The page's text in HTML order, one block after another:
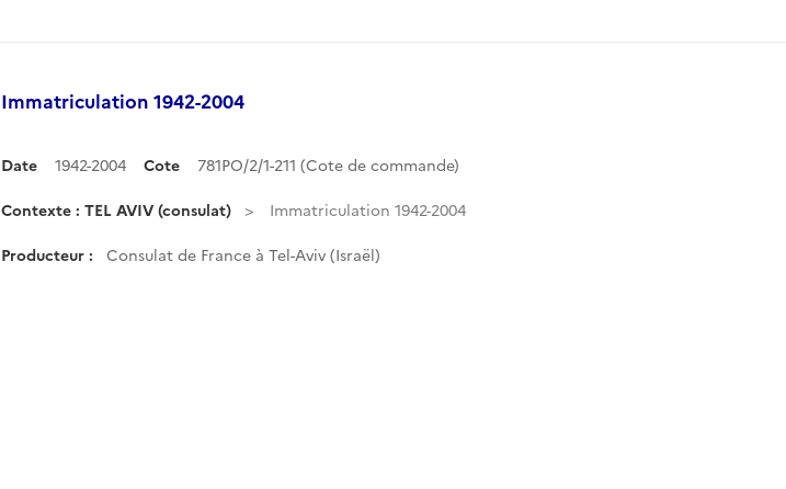
Immatriculation 1942-2004
Date 1942-2004 Cote 781PO/2/1-211 (Cote de commande)
Contexte : TEL AVIV (consulat) Immatriculation 1942-2004
Producteur : Consulat de France à Tel-Aviv (Israël)